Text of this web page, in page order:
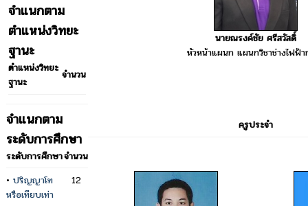
จำแนกตาม
ตำแหน่งวิทยะ
ฐานะ
ตำแหน่งวิทยะ
ฐานะ
จำนวน
จำแนกตาม
ระดับการศึกษา
ระดับการศึกษาจำนวน
• ปริญญาโท
หรือเทียบเท่า
12
นายณรงค์ชัย ศรีสวัสดิ์
หัวหน้าแผนก แผนกวิชาช่างไฟฟ้า
ครูประจำ